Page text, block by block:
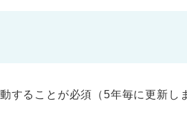
することが必須（5年毎に更新し